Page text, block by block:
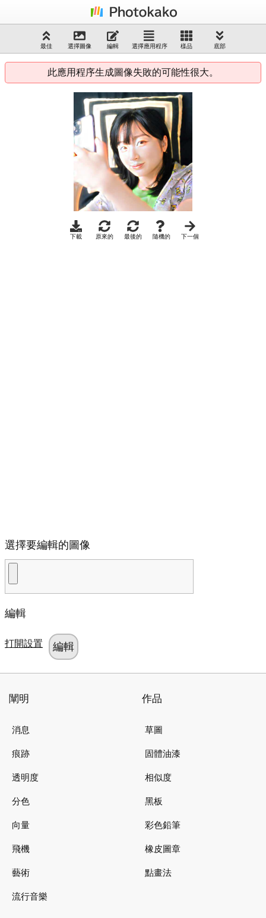
最佳 選擇圖像 編輯 選擇應用程序 樣品 底部
此應用程序生成圖像失敗的可能性很大。
下載 原來的 最後的 隨機的 下一個
選擇要編輯的圖像
編輯
打開設置
闡明
消息
痕跡
透明度
分色
向量
飛機
藝術
流行音樂
作品
草圖
固體油漆
相似度
黑板
彩色鉛筆
橡皮圖章
點畫法